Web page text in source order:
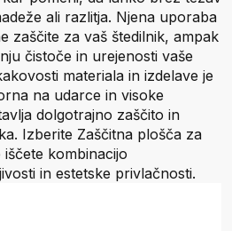
ali razlitja. Njena uporaba
zaščite za vaš štedilnik, ampak
čistoče in urejenosti vaše
materiala in izdelave je
na udarce in visoke
dolgotrajno zaščito in
Izberite Zaščitna plošča za
kombinacijo
in estetske privlačnosti.